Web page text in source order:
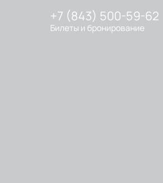
+7 (843) 500-59-62
Билеты и бронирование